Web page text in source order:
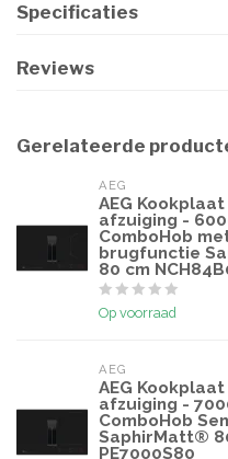
Specificaties
Reviews
Gerelateerde
AEG
AEG
afzuiging -
ComboHob
brugfunctie
80 cm
Op voorraad
AEG
AEG
afzuiging -
ComboHob
SaphirMatt®
PE7000S80